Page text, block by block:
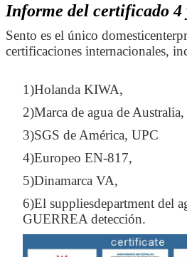
Deja un
Informe del certificado 4
Sento es el único
certificaciones internacionales,
1)Holanda KIWA,
2)Marca de agua de Australia,
3)SGS de América, UPC
4)Europeo EN-817,
5)Dinamarca VA,
6)El suppliesdepartment del
GUERREA detección.